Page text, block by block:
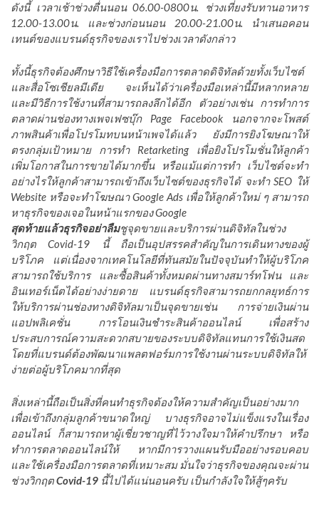
ดังนี้ เวลาเช้าช่วงตื่นนอน 06.00-0800น. ช่วงเที่ยงรับทานอาหาร
12.00-13.00น. และช่วงก่อนนอน 20.00-21.00น. นำเสนอคอน
เทนต์ของแบรนด์ธุรกิจของเราไปช่วงเวลาดังกล่าว
ทั้งนี้ธุรกิจต้องศึกษาวิธีใช้เครื่องมือการตลาดดิจิทัลด้วยทั้งเว็บไซต์
และสื่อโซเชียลมีเดีย จะเห็นได้ว่าเครื่องมือเหล่านี้มีหลากหลาย
และมีวิธีการใช้งานที่สามารถลงลึกได้อีก ตัวอย่างเช่น การทำการ
ตลาดผ่านช่องทางเพจเฟซบุ๊ก Page Facebook นอกจากจะโพสต์
ภาพสินค้าเพื่อโปรโมทบนหน้าเพจได้แล้ว ยังมีการยิงโฆษณาให้
ตรงกลุ่มเป้าหมาย การทำ Retarketing เพื่อยิงโปรโมชั่นให้ลูกค้า
เพิ่มโอกาสในการขายได้มากขึ้น หรือแม้แต่การทำ เว็บไซต์จะทำ
อย่างไรให้ลูกค้าสามารถเข้าถึงเว็บไซต์ของธุรกิจได้ จะทำ SEO ให้
Website หรือจะทำโฆษณา Google Ads เพื่อให้ลูกค้าใหม่ ๆ สามารถ
หาธุรกิจของเจอในหน้าแรกของ Google
สุดท้ายแล้วธุรกิจอย่าลืมชูจุดขายและบริการผ่านดิจิทัลในช่วง
วิกฤต Covid-19 นี้ ถือเป็นอุปสรรคสำคัญในการเดินทางของผู้
บริโภค แต่เนื่องจากเทคโนโลยีที่ทันสมัยในปัจจุบันทำให้ผู้บริโภค
สามารถใช้บริการ และซื้อสินค้าทั้งหมดผ่านทางสมาร์ทโฟน และ
อินเทอร์เน็ตได้อย่างง่ายดาย แบรนด์ธุรกิจสามารถยกกลยุทธ์การ
ให้บริการผ่านช่องทางดิจิทัลมาเป็นจุดขายเช่น การจ่ายเงินผ่าน
แอปพลิเคชั่น การโอนเงินชำระสินค้าออนไลน์ เพื่อสร้าง
ประสบการณ์ความสะดวกสบายของระบบดิจิทัลแทนการใช้เงินสด
โดยที่แบรนด์ต้องพัฒนาแพลตฟอร์มการใช้งานผ่านระบบดิจิทัลให้
ง่ายต่อผู้บริโภคมากที่สุด
สิ่งเหล่านี้ถือเป็นสิ่งที่คนทำธุรกิจต้องให้ความสำคัญเป็นอย่างมาก
เพื่อเข้าถึงกลุ่มลูกค้าขนาดใหญ่ บางธุรกิจอาจไม่แข็งแรงในเรื่อง
ออนไลน์ ก็สามารถหาผู้เชี่ยวชาญที่ไว้วางใจมาให้คำปรึกษา หรือ
ทำการตลาดออนไลน์ให้ หากมีการวางแผนรับมืออย่างรอบคอบ
และใช้เครื่องมือการตลาดที่เหมาะสม มั่นใจว่าธุรกิจของคุณจะผ่าน
ช่วงวิกฤตCovid-19 นี้ไปได้แน่นอนครับ เป็นกำลังใจให้สู้ๆครับ